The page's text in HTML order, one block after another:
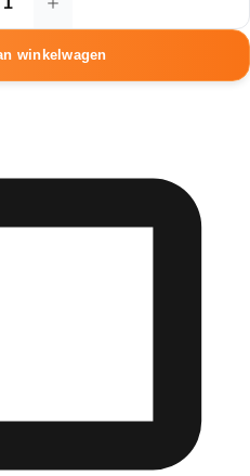
Horloge
display
aantal
winkelwagen